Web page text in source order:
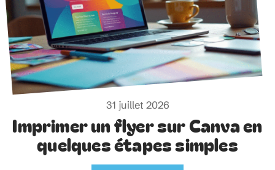
31 juillet 2026
Imprimer un flyer sur Canva en
quelques étapes simples